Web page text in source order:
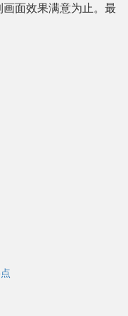
面效果满意为止。最